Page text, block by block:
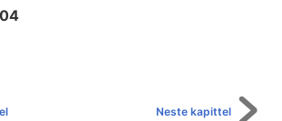
Neste kapittel